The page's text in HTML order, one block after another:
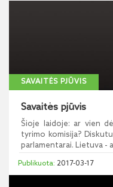
SAVAITĖS PJŪVIS
Savaitės pjūvis
Šioje laidoje: ar vien
tyrimo komisija?
parlamentarai. Lietuva -
2017-03-17